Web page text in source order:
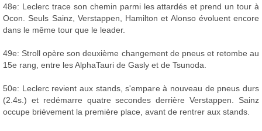
48e: Leclerc trace son chemin parmi les attardés et prend un tour à
Ocon. Seuls Sainz, Verstappen, Hamilton et Alonso évoluent encore
dans le même tour que le leader.
49e: Stroll opère son deuxième changement de pneus et retombe au
15e rang, entre les AlphaTauri de Gasly et de Tsunoda.
50e: Leclerc revient aux stands, s'empare à nouveau de pneus durs
(2.4s.) et redémarre quatre secondes derrière Verstappen. Sainz
occupe brièvement la première place, avant de rentrer aux stands.